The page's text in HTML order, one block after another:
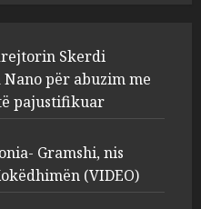
Gramshi, nis
penal për Koço
(VIDEO)
2025
të maskuar
“One Albania”,
Skerdi
Nano për abuzim me
pajustifikuar
Gramshi, nis
(VIDEO)